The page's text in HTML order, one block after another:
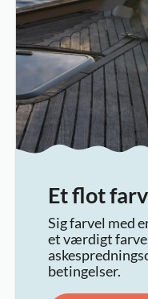
Et flot
Sig farvel med
et værdigt
betingelser.